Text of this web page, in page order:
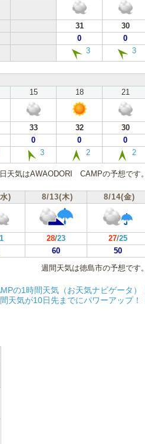
31
30
0
0
3 3
15 18
21
33 32
30
0 0
0
3 2 2
天気はAWAODORI CAMPの予想です。
) 8/13(木) 8/14(金)
28/23 27/25
60
50
週間天気は徳島市の予想です。
の1時間天気（お天気ナビゲータ）
天気が10日先までにパワーアップ！